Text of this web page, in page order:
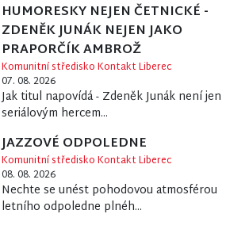
HUMORESKY NEJEN ČETNICKÉ -
ZDENĚK JUNÁK NEJEN JAKO
PRAPORČÍK AMBROŽ
Komunitní středisko Kontakt Liberec
07. 08. 2026
Jak titul napovídá - Zdeněk Junák není jen
seriálovým hercem...
JAZZOVÉ ODPOLEDNE
Komunitní středisko Kontakt Liberec
08. 08. 2026
Nechte se unést pohodovou atmosférou
letního odpoledne plnéh...